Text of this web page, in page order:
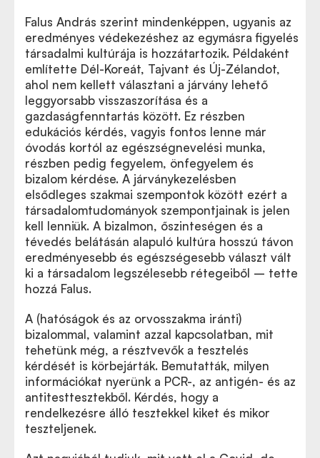
Falus András szerint mindenképpen, ugyanis az
eredményes védekezéshez az egymásra figyelés
társadalmi kultúrája is hozzátartozik. Példaként
említette Dél-Koreát, Tajvant és Új-Zélandot,
ahol nem kellett választani a járvány lehető
leggyorsabb visszaszorítása és a
gazdaságfenntartás között. Ez részben
edukációs kérdés, vagyis fontos lenne már
óvodás kortól az egészségnevelési munka,
részben pedig fegyelem, önfegyelem és
bizalom kérdése. A járványkezelésben
elsődleges szakmai szempontok között ezért a
társadalomtudományok szempontjainak is jelen
kell lenniük. A bizalmon, őszinteségen és a
tévedés belátásán alapuló kultúra hosszú távon
eredményesebb és egészségesebb választ vált
ki a társadalom legszélesebb rétegeiből – tette
hozzá Falus.
A (hatóságok és az orvosszakma iránti)
bizalommal, valamint azzal kapcsolatban, mit
tehetünk még, a résztvevők a tesztelés
kérdését is körbejárták. Bemutatták, milyen
információkat nyerünk a PCR-, az antigén- és az
antitesttesztekből. Kérdés, hogy a
rendelkezésre álló tesztekkel kiket és mikor
teszteljenek.